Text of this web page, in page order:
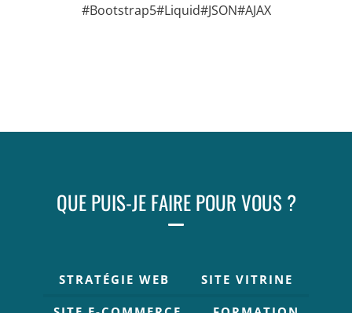
#Bootstrap5#Liquid#JSON#AJAX
QUE PUIS-JE FAIRE POUR VOUS ?
STRATÉGIE WEB SITE VITRINE